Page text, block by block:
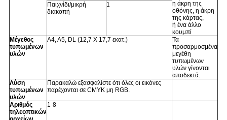
η άκρη της
οθόνης, η άκρη
της κάρτας,
ή ένα άλλο
κουμπί
Παιχνίδι/μικρή
διακοπή
1
Μέγεθος
τυπωμένων
υλών
A4, A5, DL (12,7 X 17,7 εκατ.)
Τα
προσαρμοσμένα
μεγέθη
τυπωμένων
υλών γίνονται
αποδεκτά.
Λύση
τυπωμένων
υλών
Παρακαλώ εξασφαλίστε ότι όλες οι εικόνες
παρέχονται σε CMYK μη RGB.
Αριθμός
τηλεοπτικών
1-8